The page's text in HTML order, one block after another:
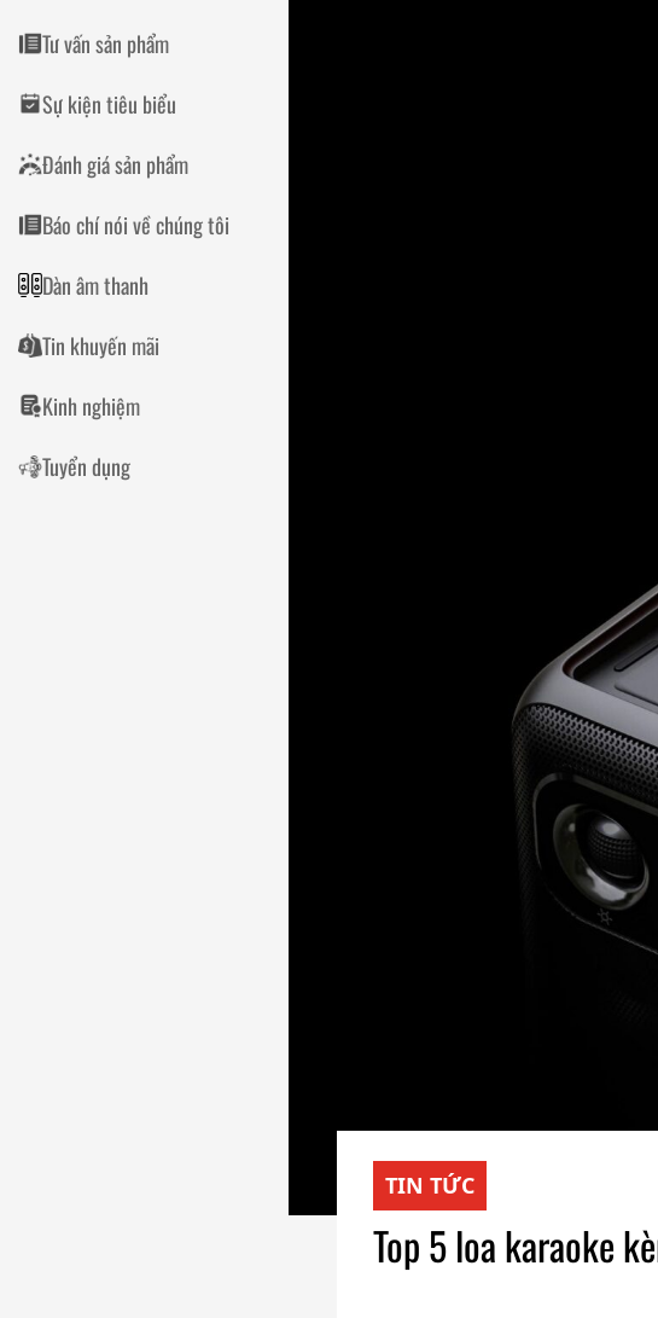
Tư vấn sản phẩm
Sự kiện tiêu biểu
Đánh giá sản phẩm
Báo chí nói về chúng tôi
Dàn âm thanh
Tin khuyến mãi
Kinh nghiệm
Tuyển dụng
TIN TỨC
Top 5 loa karaoke